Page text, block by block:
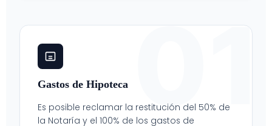
01
Gastos de Hipoteca
Es posible reclamar la restitución del 50% de
la Notaría y el 100% de los gastos de